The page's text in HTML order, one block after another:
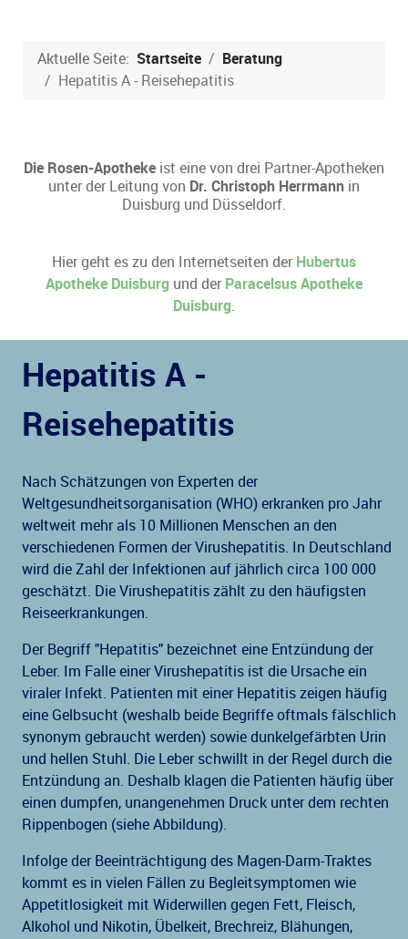
Aktuelle Seite: Startseite
Beratung
Hepatitis A - Reisehepatitis
Die Rosen-Apotheke ist eine von drei Partner-Apotheken
unter der Leitung von Dr. Christoph Herrmann in
Duisburg und Düsseldorf.
Hier geht es zu den Internetseiten der Hubertus
Apotheke Duisburg und der Paracelsus Apotheke
Duisburg.
Hepatitis A -
Reisehepatitis
Nach Schätzungen von Experten der
Weltgesundheitsorganisation (WHO) erkranken pro Jahr
weltweit mehr als 10 Millionen Menschen an den
verschiedenen Formen der Virushepatitis. In Deutschland
wird die Zahl der Infektionen auf jährlich circa 100 000
geschätzt. Die Virushepatitis zählt zu den häufigsten
Reiseerkrankungen.
Der Begriff "Hepatitis" bezeichnet eine Entzündung der
Leber. Im Falle einer Virushepatitis ist die Ursache ein
viraler Infekt. Patienten mit einer Hepatitis zeigen häufig
eine Gelbsucht (weshalb beide Begriffe oftmals fälschlich
synonym gebraucht werden) sowie dunkelgefärbten Urin
und hellen Stuhl. Die Leber schwillt in der Regel durch die
Entzündung an. Deshalb klagen die Patienten häufig über
einen dumpfen, unangenehmen Druck unter dem rechten
Rippenbogen (siehe Abbildung).
Infolge der Beeinträchtigung des Magen-Darm-Traktes
kommt es in vielen Fällen zu Begleitsymptomen wie
Appetitlosigkeit mit Widerwillen gegen Fett, Fleisch,
Alkohol und Nikotin, Übelkeit, Brechreiz, Blähungen,